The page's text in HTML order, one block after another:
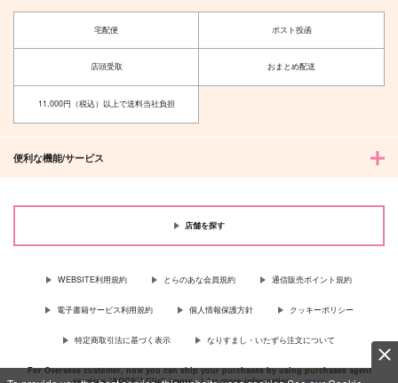
宅配便 ポスト投函
店頭受取 おまとめ配送
11,000円（税込）以上で送料当社負担
便利な機能/サービス
店舗を探す
WEBSITE利用規約 とらのあな会員規約 通信販売ポイント規約
電子書籍サービス利用規約 個人情報保護方針 クッキーポリシー
特定商取引法に基づく表示 なりすまし・いたずら注文について
For Overseas customer, now you can ship your purchases by using purchases agent